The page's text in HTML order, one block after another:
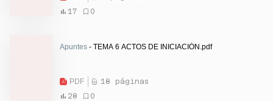
17
0
Apuntes - TEMA 6 ACTOS DE INICIACIÓN.pdf
PDF
18 páginas
28
0